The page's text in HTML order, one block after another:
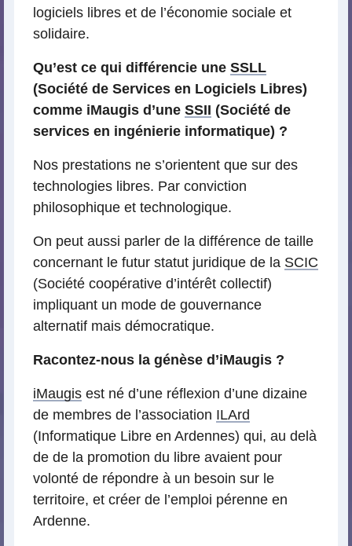
logiciels libres et de l’économie sociale et
solidaire.
Qu’est ce qui différencie une SSLL
(Société de Services en Logiciels Libres)
comme iMaugis d’une SSII (Société de
services en ingénierie informatique) ?
Nos prestations ne s’orientent que sur des
technologies libres. Par conviction
philosophique et technologique.
On peut aussi parler de la différence de taille
concernant le futur statut juridique de la SCIC
(Société coopérative d’intérêt collectif)
impliquant un mode de gouvernance
alternatif mais démocratique.
Racontez-nous la génèse d’iMaugis ?
iMaugis est né d’une réflexion d’une dizaine
de membres de l’association ILArd
(Informatique Libre en Ardennes) qui, au delà
de de la promotion du libre avaient pour
volonté de répondre à un besoin sur le
territoire, et créer de l’emploi pérenne en
Ardenne.